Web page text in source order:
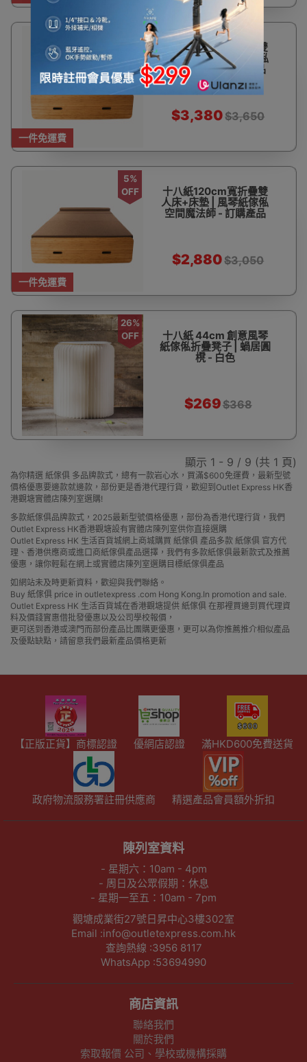
一件免運費
十八紙150cm寬折疊雙
人床+床墊 | 風琴紙傢俬
空間魔法師 - 訂購產品
$3,380$3,650
一件免運費
5%
OFF
十八紙120cm寬折疊雙
人床+床墊 | 風琴紙傢俬
空間魔法師 - 訂購產品
$2,880$3,050
26%
OFF
十八紙 44cm 創意風琴
紙傢俬折疊凳子 | 蝸居圓
櫈 - 白色
$269$368
顯示 1 - 9 / 9 (共 1 頁)
為你精選 紙傢俱 多品牌款式，總有一款岩心水，買滿$600免運費，最新型號
價格優惠要邊款就邊款，部份更是香港代理行貨，歡迎到Outlet Express HK香
港觀塘實體店陳列室選購!
多款紙傢俱品牌款式，2025最新型號價格優惠，部份為香港代理行貨，我們
Outlet Express HK香港觀塘設有實體店陳列室供你直接選購
Outlet Express HK 生活百貨城網上商城購買 紙傢俱 產品多款 紙傢俱 官方代
理、香港供應商或進口商紙傢俱產品選擇，我們有多款紙傢俱最新款式及推薦
優惠，讓你輕鬆在網上或實體店陳列室選購目標紙傢俱產品
如網站未及時更新資料，歡迎與我們聯絡。
Buy 紙傢俱 price in outletexpress .com Hong Kong.In promotion and sale.
Outlet Express HK 生活百貨城在香港觀塘提供 紙傢俱 在那裡買邊到買代理資
料及價錢實惠借批發優惠以及公司學校報價，
更可送到香港或澳門而部份產品比團購更優惠，更可以為你推薦推介相似產品
及優點缺點，請留意我們最新產品價格更新
【正版正貨】商標認證 優網店認證 滿HKD600免費送貨
政府物流服務署註冊供應商 精選產品會員額外折扣
陳列室資料
- 星期六：10am - 4pm
- 周日及公眾假期：休息
- 星期一至五：10am - 7pm
觀塘成業街27號日昇中心3樓302室
Email :info@outletexpress.com.hk
查詢熱線 :3956 8117
WhatsApp :53694990
商店資訊
聯絡我們
關於我們
索取報價 公司、學校或機構採購